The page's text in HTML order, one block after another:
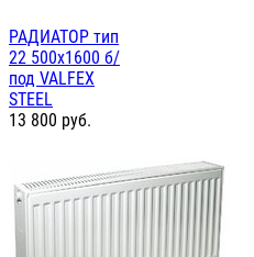
РАДИАТОР тип
22 500х1600 б/
под VALFEX
STEEL
13 800 руб.